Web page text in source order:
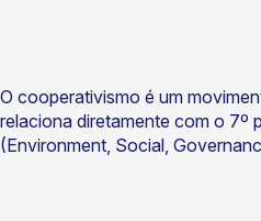
O cooperativismo é um
relaciona diretamente com o 7º
(Environment, Social,